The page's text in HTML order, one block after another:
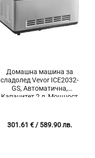
Домашна машина за
сладолед Vevor ICE2032-
GS, Автоматична,
Капацитет 2 л, Мощност
301.61 €/ 589.90 лв.